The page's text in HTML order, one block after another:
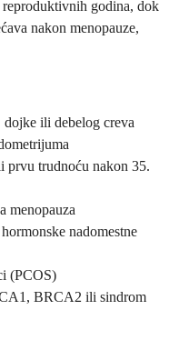
reproduktivnih godina, dok
nakon menopauze,
dojke ili debelog creva
prvu trudnoću nakon 35.
menopauza
nadomestne
(PCOS)
BRCA2 ili sindrom